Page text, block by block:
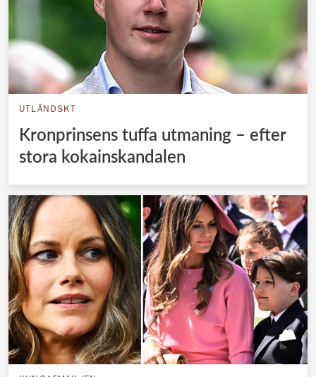
UTLÄNDSKT
Kronprinsens tuffa utmaning – efter
stora kokainskandalen